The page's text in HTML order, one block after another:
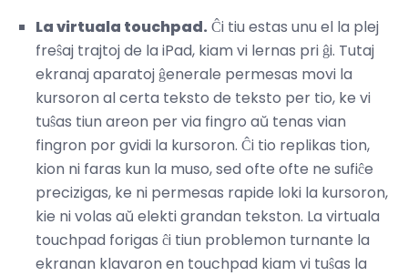
La virtuala touchpad. Ĉi tiu estas unu el la plej
freŝaj trajtoj de la iPad, kiam vi lernas pri ĝi. Tutaj
ekranaj aparatoj ĝenerale permesas movi la
kursoron al certa teksto de teksto per tio, ke vi
tuŝas tiun areon per via fingro aŭ tenas vian
fingron por gvidi la kursoron. Ĉi tio replikas tion,
kion ni faras kun la muso, sed ofte ofte ne sufiĉe
precizigas, ke ni permesas rapide loki la kursoron,
kie ni volas aŭ elekti grandan tekston. La virtuala
touchpad forigas ĉi tiun problemon turnante la
ekranan klavaron en touchpad kiam vi tuŝas la